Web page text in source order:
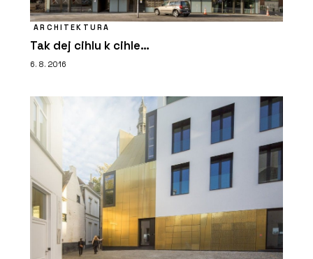
Moderní dům, na kterém není potřeba
nic měnit
ARCHITEKTURA
Tak dej cihlu k cihle…
6. 8. 2016